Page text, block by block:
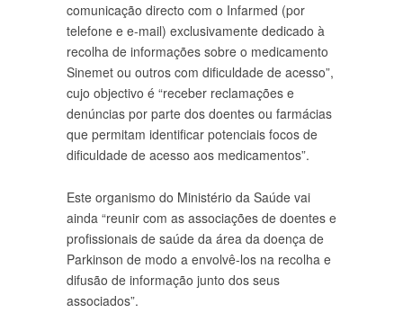
comunicação directo com o Infarmed (por
telefone e e-mail) exclusivamente dedicado à
recolha de informações sobre o medicamento
Sinemet ou outros com dificuldade de acesso”,
cujo objectivo é “receber reclamações e
denúncias por parte dos doentes ou farmácias
que permitam identificar potenciais focos de
dificuldade de acesso aos medicamentos”.
Este organismo do Ministério da Saúde vai
ainda “reunir com as associações de doentes e
profissionais de saúde da área da doença de
Parkinson de modo a envolvê-los na recolha e
difusão de informação junto dos seus
associados”.